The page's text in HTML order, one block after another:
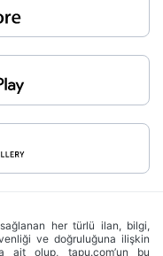
sağlanan her türlü ilan, bilgi,
ve doğruluğuna ilişkin
ait olup, tapu.com’un bu